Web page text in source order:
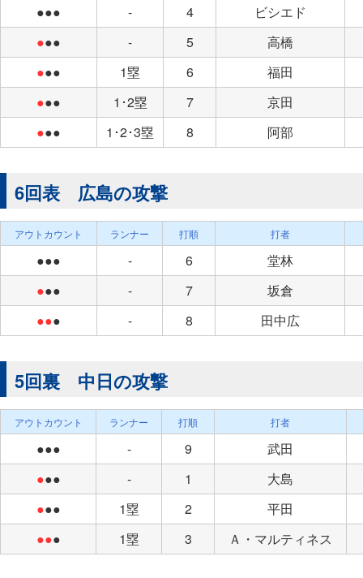
●●● - 4
ビシエド
●●● - 5
高橋
●●● 1塁 6
福田
●●● 1･2塁 7
京田
●●● 1･2･3塁 8 阿部
6回表 広島の攻撃
アウトカウント ランナー 打順 打者
●●● - 6
堂林
●●● - 7
坂倉
●●● - 8 田中広
5回裏 中日の攻撃
アウトカウント ランナー 打順 打者
●●● - 9
武田
●●● - 1
大島
●●● 1塁 2
平田
●●● 1塁 3 Ａ・マルティネス